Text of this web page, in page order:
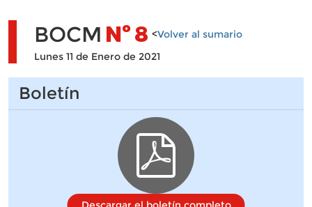
BOCM Nº8 <Volver al sumario
Lunes 11 de Enero de 2021
Boletín